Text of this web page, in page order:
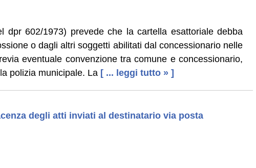
dpr 602/1973) prevede che la cartella esattoriale debba
o dagli altri soggetti abilitati dal concessionario nelle
eventuale convenzione tra comune e concessionario,
polizia municipale. La [ ... leggi tutto » ]
degli atti inviati al destinatario via posta